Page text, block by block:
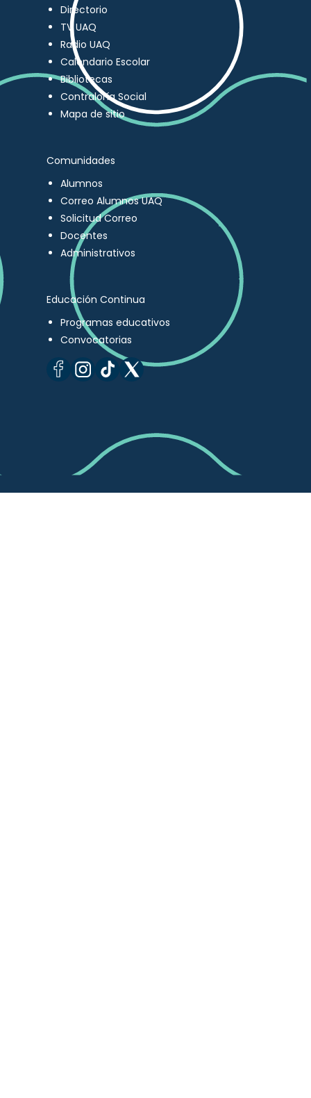
Directorio
TV UAQ
Radio UAQ
Calendario Escolar
Bibliotecas
Contraloría Social
Mapa de sitio
Comunidades
Alumnos
Correo Alumnos UAQ
Solicitud Correo
Docentes
Administrativos
Educación Continua
Programas educativos
Convocatorias